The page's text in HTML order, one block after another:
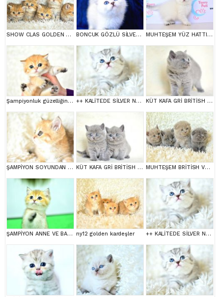
SHOW CLAS GOLDEN BRİTİSH SHORTHAİR BONCUK GÖZLÜ SİLVER BRİTİSH SHORTHAİR NS1133 MUHTEŞEM YÜZ HATTI SİLVER BRİTİSH SHORTHAİRNS1133
Şampiyonluk güzelliğinde ny11 golden british shorthair ++ KALİTEDE SİLVER NS24 BRİTİSH SHORTHAİR KÜT KAFA GRİ BRİTİSH SHORTHAİR YAVRULARIMIZ
ŞAMPİYON SOYUNDAN GOLDEN NY11 BRİTİSH SHORTHAİR YAVRUMUZ erkek KÜT KAFA GRİ BRİTİSH SHORTHAİR YAVRULARIMIZ MUHTEŞEM BRİTİSH VE SCOTTİSH YAVRULAR
ŞAMPİYON ANNE VE BABANI YAVRUSU NY11 GOLDEN BRİTİSH SHORTHAİR YAVRUMUZ ny12 golden kardeşler ++ KALİTEDE SİLVER NS24 BRİTİSH SHORTHAİR